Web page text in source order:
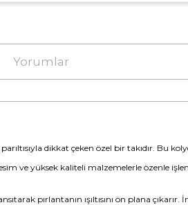
Yorumlar
dikkat çeken özel bir takıdır. Bu
ve yüksek kaliteli malzemelerle özenle
pırlantanın ışıltısını ön plana